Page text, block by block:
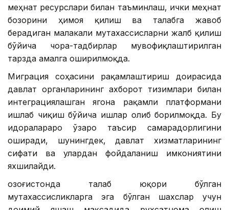
меҳнат ресурслари билан таъминлаш, ички меҳнат
бозорини ҳимоя қилиш ва талабга жавоб
берадиган малакали мутахассисларни жалб қилиш
бўйича чора-тадбирлар мувофиқлаштирилган
тарзда амалга оширилмоқда.
Миграция соҳасини рақамлаштириш доирасида
давлат органларининг ахборот тизимлари билан
интеграциялашган ягона рақамли платформани
ишлаб чиқиш бўйича ишлар олиб борилмоқда. Бу
идоралараро ўзаро таъсир самарадорлигини
оширади, шунингдек, давлат хизматларининг
сифати ва улардан фойдаланиш имкониятини
яхшилайди.
Қозоғистонда талаб юқори бўлган
мутахассисликларга эга бўлган шахслар учун